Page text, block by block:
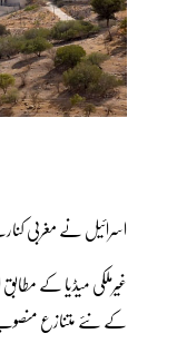
اسرائیل نے مغربی کنارے میں مزید 3 ہزار
غیرملکی میڈیا کے
کے نئے متنازع